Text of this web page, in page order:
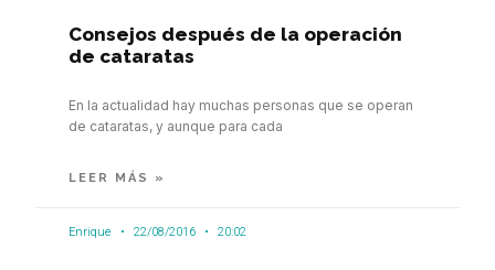
Consejos después de la operación
de cataratas
En la actualidad hay muchas personas que se operan
de cataratas, y aunque para cada
LEER MÁS »
Enrique 22/08/2016 20:02